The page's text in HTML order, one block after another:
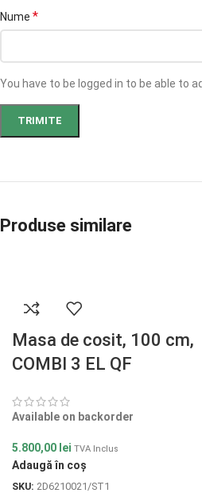
Nume *
You have to be logged in to be able to
Produse similare
Masa de cosit, 100 cm,
COMBI 3 EL QF
Available on backorder
5.800,00 lei TVA Inclus
Adaugă în coș
SKU: 2D6210021/ST1